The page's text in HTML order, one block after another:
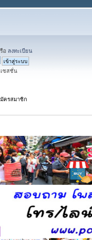
อ ลงทะเบียน
เซสชั่น
ครสมาชิก